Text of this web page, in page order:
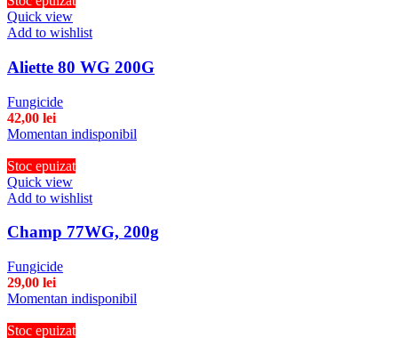
Quick view
Add to wishlist
Aliette 80 WG 200G
Fungicide
42,00 lei
Momentan indisponibil
Stoc epuizat
Quick view
Add to wishlist
Champ 77WG, 200g
Fungicide
29,00 lei
Momentan indisponibil
Stoc epuizat